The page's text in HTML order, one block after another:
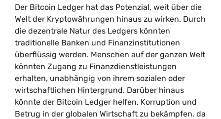
Der Bitcoin Ledger hat das Potenzial, weit über die
Welt der Kryptowährungen hinaus zu wirken. Durch
die dezentrale Natur des Ledgers könnten
traditionelle Banken und Finanzinstitutionen
überflüssig werden. Menschen auf der ganzen Welt
könnten Zugang zu Finanzdienstleistungen
erhalten, unabhängig von ihrem sozialen oder
wirtschaftlichen Hintergrund. Darüber hinaus
könnte der Bitcoin Ledger helfen, Korruption und
Betrug in der globalen Wirtschaft zu bekämpfen, da